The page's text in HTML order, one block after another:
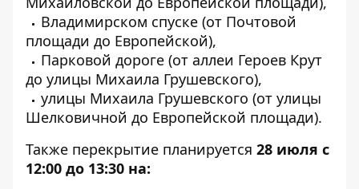
Владимирском спуске (от Почтовой
площади до Европейской),
Парковой дороге (от аллеи Героев Крут
до улицы Михаила Грушевского),
улицы Михаила Грушевского (от улицы
Шелковичной до Европейской площади).
Также перекрытие планируется 28 июля с
12:00 до 13:30 на: